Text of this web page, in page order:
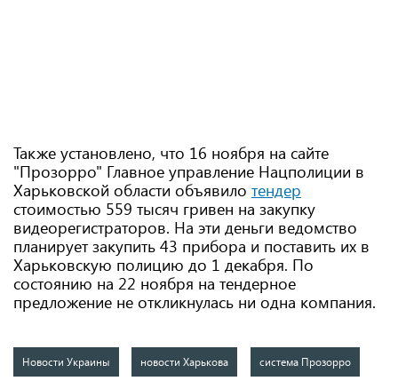
Также установлено, что 16 ноября на сайте
"Прозорро" Главное управление Нацполиции в
Харьковской области объявило тендер
стоимостью 559 тысяч гривен на закупку
видеорегистраторов. На эти деньги ведомство
планирует закупить 43 прибора и поставить их в
Харьковскую полицию до 1 декабря. По
состоянию на 22 ноября на тендерное
предложение не откликнулась ни одна компания.
Новости Украины новости Харькова система Прозорро